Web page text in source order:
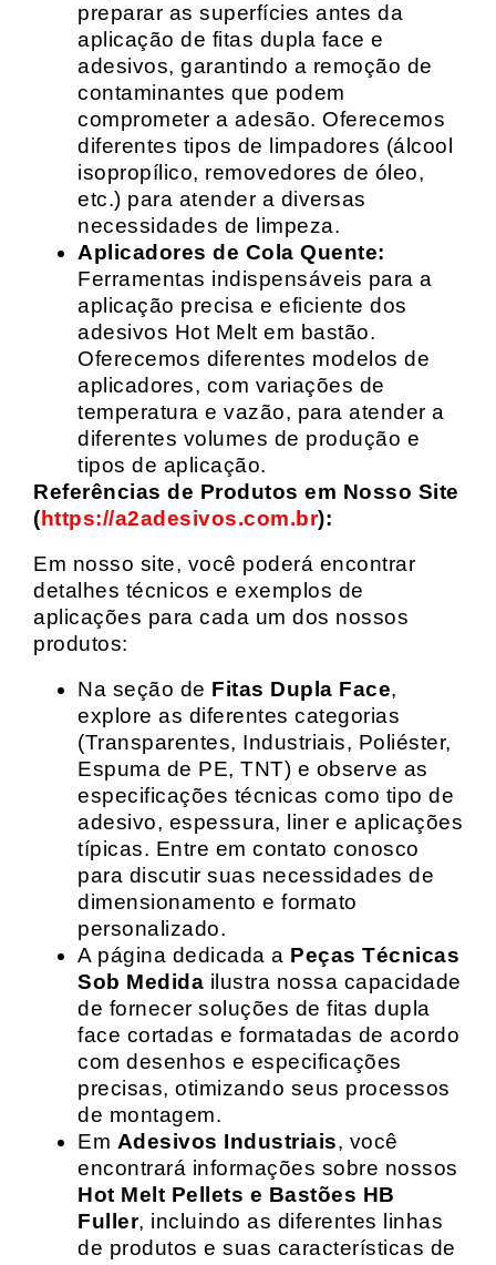
preparar as superfícies antes da
aplicação de fitas dupla face e
adesivos, garantindo a remoção de
contaminantes que podem
comprometer a adesão. Oferecemos
diferentes tipos de limpadores (álcool
isopropílico, removedores de óleo,
etc.) para atender a diversas
necessidades de limpeza.
Aplicadores de Cola Quente:
Ferramentas indispensáveis para a
aplicação precisa e eficiente dos
adesivos Hot Melt em bastão.
Oferecemos diferentes modelos de
aplicadores, com variações de
temperatura e vazão, para atender a
diferentes volumes de produção e
tipos de aplicação.
Referências de Produtos em Nosso Site
(https://a2adesivos.com.br):
Em nosso site, você poderá encontrar
detalhes técnicos e exemplos de
aplicações para cada um dos nossos
produtos:
Na seção de Fitas Dupla Face,
explore as diferentes categorias
(Transparentes, Industriais, Poliéster,
Espuma de PE, TNT) e observe as
especificações técnicas como tipo de
adesivo, espessura, liner e aplicações
típicas. Entre em contato conosco
para discutir suas necessidades de
dimensionamento e formato
personalizado.
A página dedicada a Peças Técnicas
Sob Medida ilustra nossa capacidade
de fornecer soluções de fitas dupla
face cortadas e formatadas de acordo
com desenhos e especificações
precisas, otimizando seus processos
de montagem.
Em Adesivos Industriais, você
encontrará informações sobre nossos
Hot Melt Pellets e Bastões HB
Fuller, incluindo as diferentes linhas
de produtos e suas características de